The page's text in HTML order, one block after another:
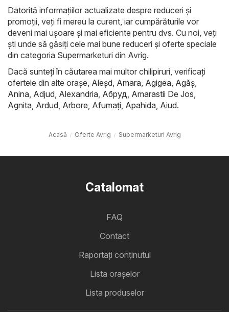
Datorită informațiilor actualizate despre reduceri și
promoții, veți fi mereu la curent, iar cumpărăturile vor
deveni mai ușoare și mai eficiente pentru dvs. Cu noi, veți
ști unde să găsiți cele mai bune reduceri și oferte speciale
din categoria Supermarketuri din Avrig.
Dacă sunteți în căutarea mai multor chilipiruri, verificați
ofertele din alte orașe, Aleşd, Amara, Agigea, Agăş,
Anina, Adjud, Alexandria, Абруд, Amarastii De Jos,
Agnita, Ardud, Arbore, Afumaţi, Apahida, Aiud.
Acasă Oferte Avrig Supermarketuri Avrig
Catalomat
FAQ
Contact
Raportați conținutul
Lista oraşelor
Lista produselor